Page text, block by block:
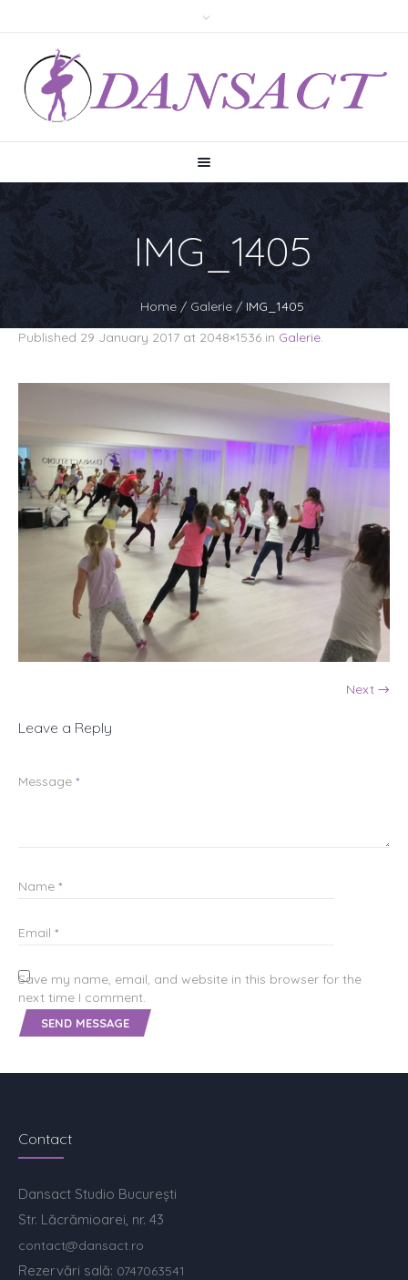
IMG_1405
Home / Galerie /IMG_1405
Published 29 January 2017 at 2048×1536 in Galerie.
Next →
Leave a Reply
Message *
Name *
Email *
Save my name, email, and website in this browser for the
next time I comment.
Contact
Dansact Studio București
Str. Lăcrămioarei, nr. 43
contact@dansact.ro
Rezervări sală: 0747063541